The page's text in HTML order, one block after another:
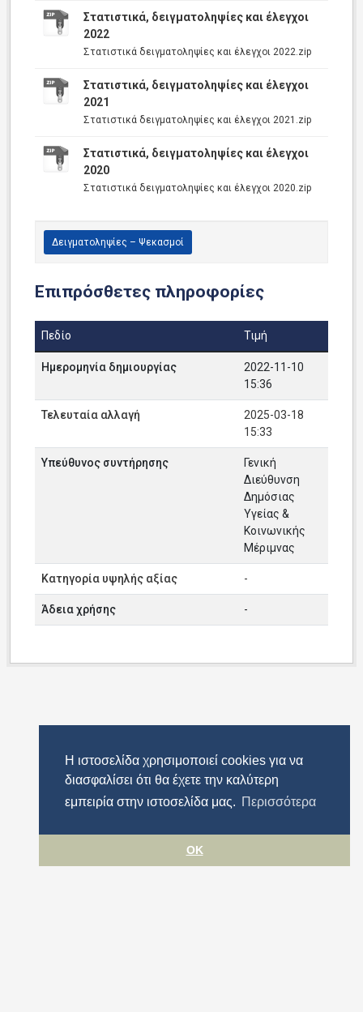
Η ιστοσελίδα χρησιμοποιεί cookies για να
διασφαλίσει ότι θα έχετε την καλύτερη
εμπειρία στην ιστοσελίδα μας. Περισσότερα
OK
Στατιστικά, δειγματοληψίες και έλεγχοι
2022
Στατιστικά δειγματοληψίες και έλεγχοι 2022.zip
Στατιστικά, δειγματοληψίες και έλεγχοι
2021
Στατιστικά δειγματοληψίες και έλεγχοι 2021.zip
Στατιστικά, δειγματοληψίες και έλεγχοι
2020
Στατιστικά δειγματοληψίες και έλεγχοι 2020.zip
Δειγματοληψίες – Ψεκασμοί
Επιπρόσθετες πληροφορίες
Πεδίο Τιμή
Ημερομηνία δημιουργίας
2022-11-10
15:36
Τελευταία αλλαγή
2025-03-18
15:33
Υπεύθυνος συντήρησης
Γενική
Διεύθυνση
Δημόσιας
Υγείας &
Κοινωνικής
Μέριμνας
Κατηγορία υψηλής αξίας -
Άδεια χρήσης -